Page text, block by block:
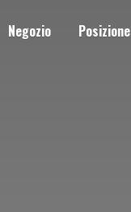
Negozio Posizione